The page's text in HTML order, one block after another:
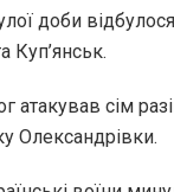
доби
Куп’янськ.
атакував сім
Олександрівки.